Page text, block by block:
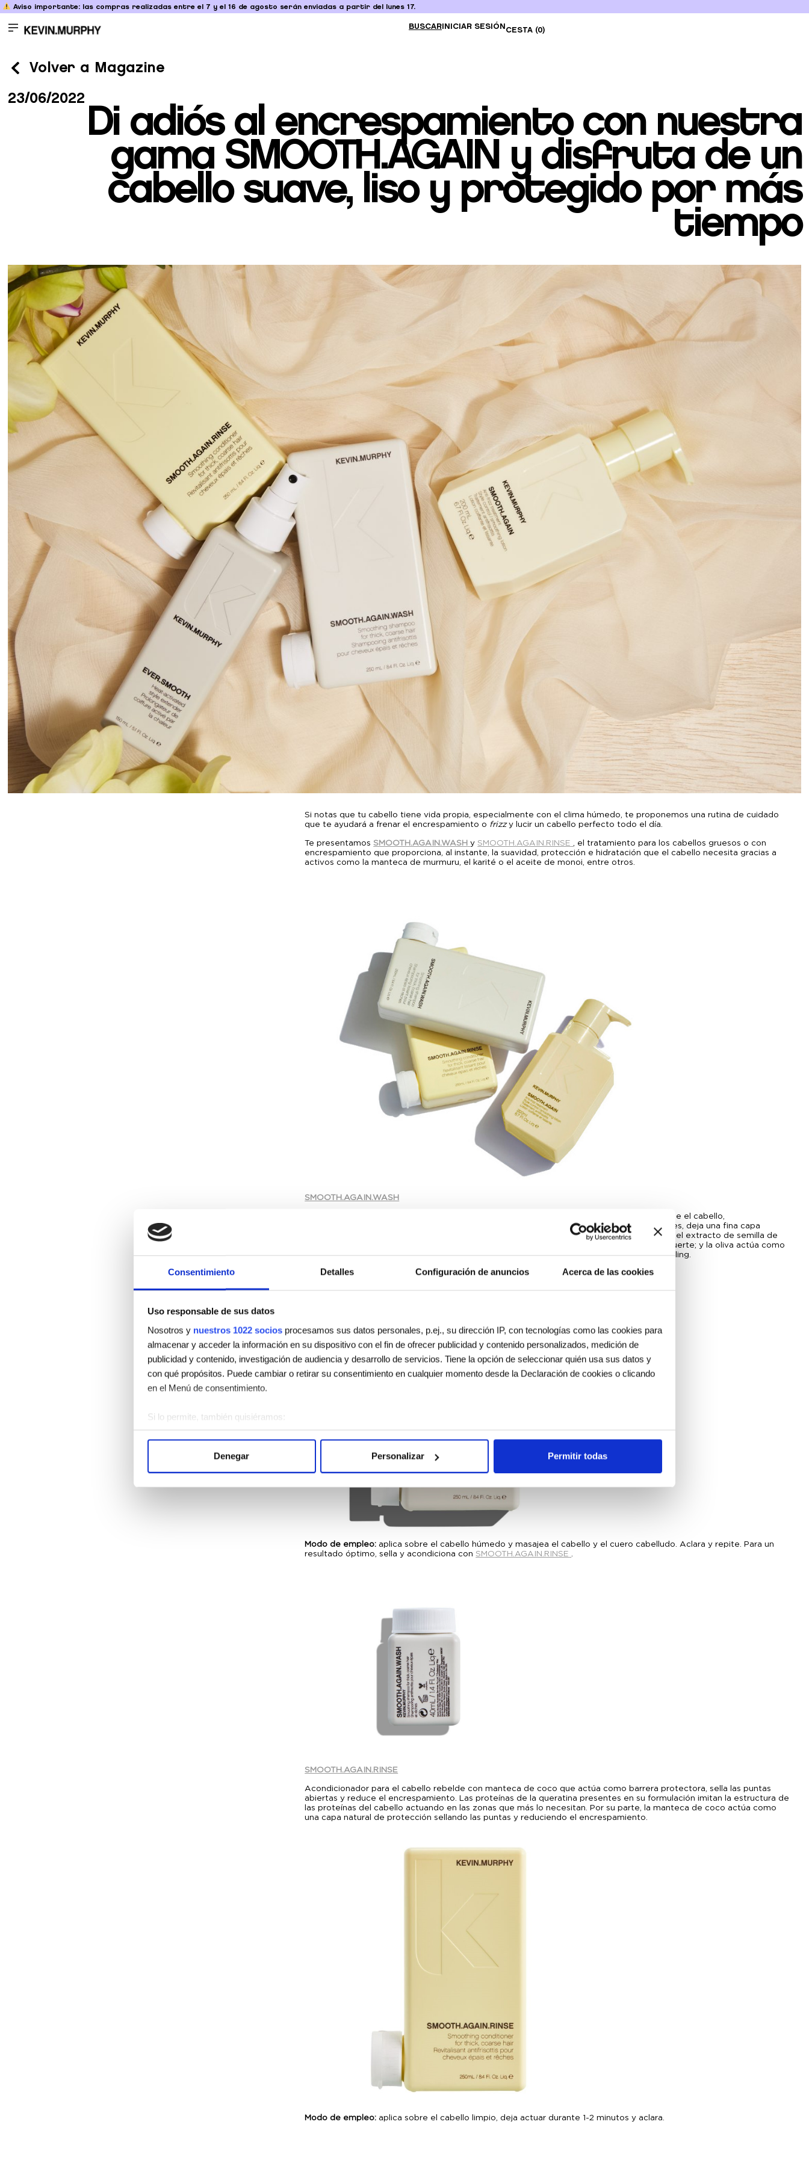
Consentimiento Detalles Configuración de anuncios Acerca de las cookies
Uso responsable de sus datos
Nosotros y nuestros 1022 sociosprocesamos sus datos personales, p.ej., su dirección IP, con tecnologías como las cookies para
almacenar y acceder la información en su dispositivo con el fin de ofrecer publicidad y contenido personalizados, medición de
publicidad y contenido, investigación de audiencia y desarrollo de servicios. Tiene la opción de seleccionar quién usa sus datos y
con qué propósitos. Puede cambiar o retirar su consentimiento en cualquier momento desde la Declaración de cookies o clicando
en el Menú de consentimiento.
Si lo permite, también quisiéramos:
Recopilar información sobre su ubicación geográfica que puede tener una precisión de varios metros
Obtenga más información sobre cómo se procesan sus datos personales y establezca sus preferencias en la
Las cookies de este sitio web se usan para personalizar el contenido y los anuncios, ofrecer funciones de redes sociales y analizar
el tráfico. Además, compartimos información sobre el uso que haga del sitio web con nuestros partners de redes sociales,
partir del uso que haya hecho de sus servicios.
Denegar Personalizar Permitir todas
Aviso importante: las compras realizadas entre el 7 y el 16 de agosto serán enviadas a partir del lunes 17.
BUSCAR INICIAR SESIÓN CESTA (0)
Volver a Magazine
23/06/2022
Di adiós al encrespamiento con nuestra
gama SMOOTH.AGAIN y disfruta de un
cabello suave, liso y protegido por más
tiempo
Si notas que tu cabello tiene vida propia, especialmente con el clima húmedo, te proponemos una rutina de cuidado
que te ayudará a frenar el encrespamiento o frizzy lucir un cabello perfecto todo el día.
Te presentamosSMOOTH.AGAIN.WASH y SMOOTH.AGAIN.RINSE
, el tratamiento para los cabellos gruesos o con
encrespamiento que proporciona, al instante, la suavidad, protección e hidratación que el cabello necesita gracias a
activos como la manteca de murmuru, el karité o el aceite de monoi, entre otros.
SMOOTH.AGAIN.WASH
Champú para el cabello grueso y con encrespamiento. El aceite de monoi suaviza y protege el cabello,
reconstruyéndolo desde el interior; la manteca de murmuru, rica en ácidos grasos esenciales, deja una fina capa
protectora en el cabello incrementando su brillo y manteniendo sus niveles de hidratación; el extracto de semilla de
girasol, rico en vitamina E y ácido oleico, hidrata y suaviza el cabello, dejándolo brillante y fuerte; y la oliva actúa como
un potente aliado para la salud del cabello, protegiéndolo de los efectos del calor y del styling.
Modo de empleo: aplica sobre el cabello húmedo y masajea el cabello y el cuero cabelludo. Aclara y repite. Para un
resultado óptimo, sella y acondiciona con SMOOTH.AGAIN.RINSE
SMOOTH.AGAIN.RINSE
Acondicionador para el cabello rebelde con manteca de coco que actúa como barrera protectora, sella las puntas
abiertas y reduce el encrespamiento. Las proteínas de la queratina presentes en su formulación imitan la estructura de
las proteínas del cabello actuando en las zonas que más lo necesitan. Por su parte, la manteca de coco actúa como
una capa natural de protección sellando las puntas y reduciendo el encrespamiento.
Modo de empleo: aplica sobre el cabello limpio, deja actuar durante 1-2 minutos y aclara.